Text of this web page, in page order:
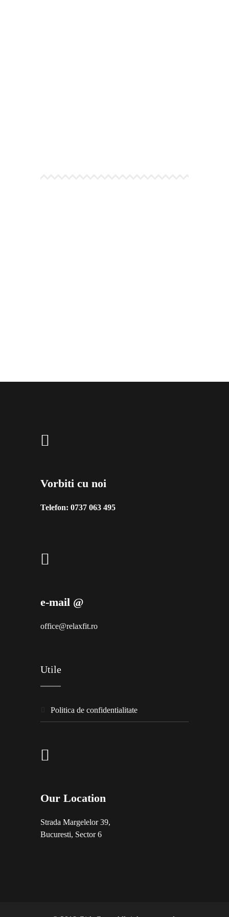
Vorbiti cu noi
Telefon: 0737 063 495
e-mail @
office@relaxfit.ro
Utile
politica de confidentialitate
Our Location
Strada Margelelor 39,
Bucuresti, Sector 6